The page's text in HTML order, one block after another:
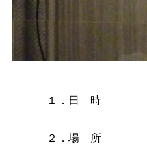
１．日 時
２．場 所